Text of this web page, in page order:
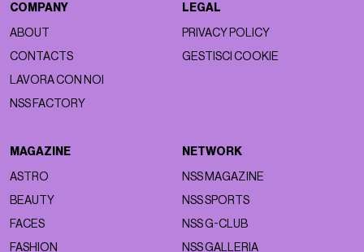
COMPANY
ABOUT
CONTACTS
LAVORA CON NOI
NSS FACTORY
LEGAL
PRIVACY POLICY
GESTISCI COOKIE
MAGAZINE
ASTRO
BEAUTY
FACES
FASHION
NETWORK
NSS MAGAZINE
NSS SPORTS
NSS G-CLUB
NSS GALLERIA